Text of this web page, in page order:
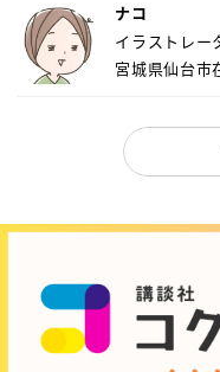
ナコ
イラストレー
宮城県仙台市